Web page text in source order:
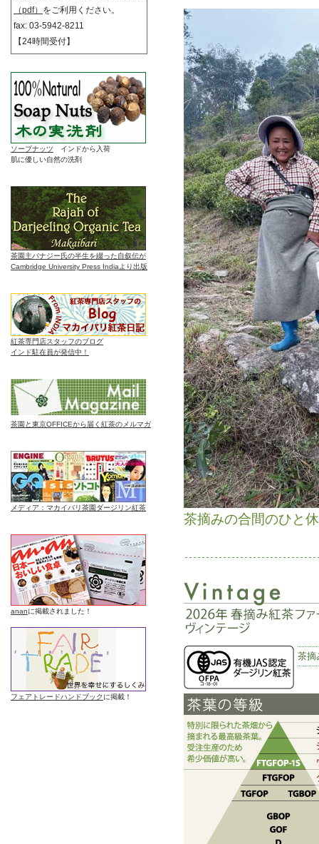
（pdf） をご利用ください。
fax: 03-5942-8211
【24時間受付】
ソープナッツ インドから入荷
肌に優しい自然の洗剤
茶園主バナジー氏の半生を綴った自叙伝が
Cambridge University Press Indiaより出版
紅茶専門店スタッフのブログ
インド駐在員が発信中！
茶園と東京OFFICEから届く紅茶のメルマガ
メディア：マカイバリ茶園ダージリン紅茶
ananに掲載されました！
フェアトレードハンドブック に掲載！
茶摘みの合間のひと
茶摘